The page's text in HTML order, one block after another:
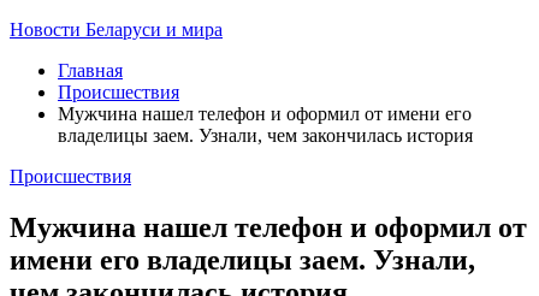
Новости Беларуси и мира
Главная
Происшествия
Мужчина нашел телефон и оформил от имени его
владелицы заем. Узнали, чем закончилась история
Происшествия
Мужчина нашел телефон и оформил от
имени его владелицы заем. Узнали,